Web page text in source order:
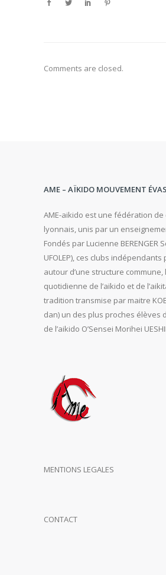
Comments are closed.
AME – AÏKIDO MOUVEMENT
AME-aikido est une fédération de
lyonnais, unis par un
Fondés par Lucienne BERENGER
UFOLEP), ces clubs
autour d’une structure
quotidienne de l’aïkido et de
tradition transmise par maitre
dan) un des plus proches élèves
de l’aikido O’Sensei Morihei
MENTIONS LEGALES
CONTACT